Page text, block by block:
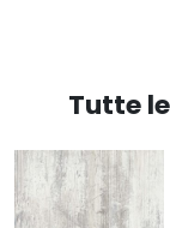
Tutte